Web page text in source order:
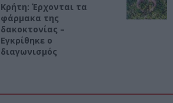
Κρήτη: Έρχονται τα
φάρμακα της
δακοκτονίας –
Εγκρίθηκε ο
διαγωνισμός